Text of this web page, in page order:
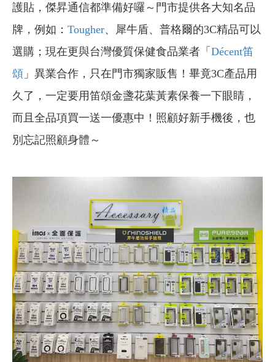
護貼，傑昇通信都準備好囉～門市提供各大知名品
牌，例如： Tougher、犀牛盾、普格爾的3C精品可以
選購；現在更與台灣優質保健食品業者「 Décent笛
頌 」異業合作，只在門市獨家販售！畢竟3C產品用
久了，一定要用笛頌金盞花葉黃素保養一下眼睛，
而且全品項買一送一優惠中！照顧好新手機後，也
別忘記照顧身體～